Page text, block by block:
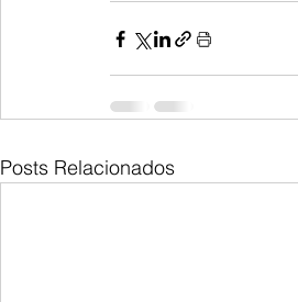
Posts Relacionados